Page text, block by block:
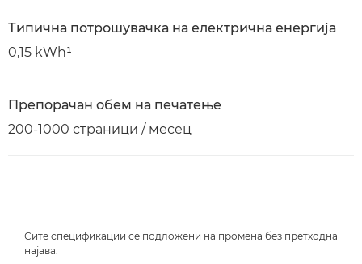
Типична потрошувачка на електрична енергија
0,15 kWh¹
Препорачан обем на печатење
200-1000 страници / месец
Сите спецификации се подложени на промена без претходна
најава.